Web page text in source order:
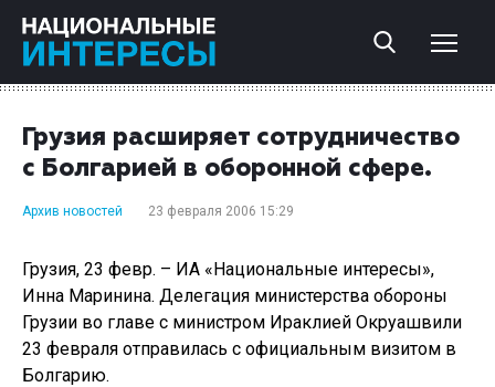
Грузия расширяет сотрудничество
с Болгарией в оборонной сфере.
Архив новостей 23 февраля 2006 15:29
Грузия, 23 февр. – ИА «Национальные интересы»,
Инна Маринина. Делегация министерства обороны
Грузии во главе с министром Ираклией Окруашвили
23 февраля отправилась с официальным визитом в
Болгарию.